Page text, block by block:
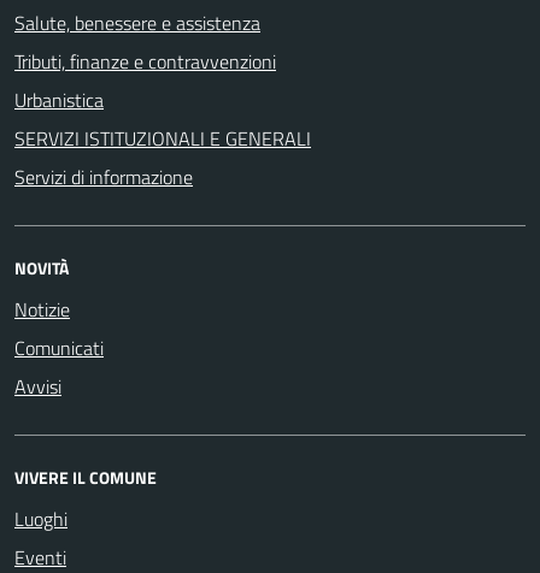
Salute, benessere e assistenza
Tributi, finanze e contravvenzioni
Urbanistica
SERVIZI ISTITUZIONALI E GENERALI
Servizi di informazione
NOVITÀ
Notizie
Comunicati
Avvisi
VIVERE IL COMUNE
Luoghi
Eventi